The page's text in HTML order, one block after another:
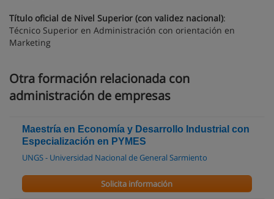
Título oficial de Nivel Superior (con validez nacional):
Técnico Superior en Administración con orientación en
Marketing
Otra formación relacionada con
administración de empresas
Maestría en Economía y Desarrollo Industrial con
Especialización en PYMES
UNGS - Universidad Nacional de General Sarmiento
Solicita información